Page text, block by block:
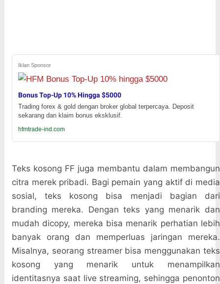
Iklan Sponsor
Bonus Top-Up 10% Hingga $5000
Trading forex & gold dengan broker global terpercaya. Deposit
sekarang dan klaim bonus eksklusif.
hfmtrade-ind.com
Teks kosong FF juga membantu dalam membangun
citra merek pribadi. Bagi pemain yang aktif di media
sosial, teks kosong bisa menjadi bagian dari
branding mereka. Dengan teks yang menarik dan
mudah dicopy, mereka bisa menarik perhatian lebih
banyak orang dan memperluas jaringan mereka.
Misalnya, seorang streamer bisa menggunakan teks
kosong yang menarik untuk menampilkan
identitasnya saat live streaming, sehingga penonton